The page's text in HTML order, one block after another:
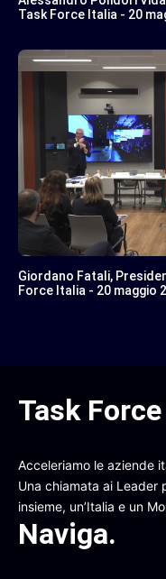
Task Force Italia - 20
Giordano Fatali,
Force Italia - 20 maggio
Task
Acceleriamo le aziende
Una chiamata ai Leader
insieme, un’Italia e un
Naviga.